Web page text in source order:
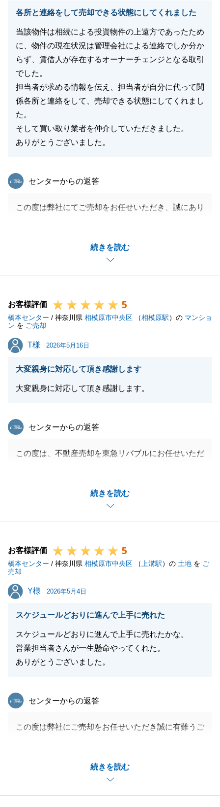
閉じる
各所と連絡をして売却できる状態にしてくれました
当該物件は相続による投資物件の上遠方であったため
に、物件の現在状況は管理会社による連絡でしか分か
らず、賃借人が存在するオーナーチェンジとなる取引
でした。
担当者が求める情報を伝え、担当者が自分に代って関
係各所と連絡をして、売却できる状態にしてくれまし
た。
そして買い取り業者を仲介していただきました。
ありがとうございました。
続きを読む
東急リバブル
センターからの返答
この度は弊社にてご売却をお任せいただき、誠にあり
たですが、お会いした際はいつも優しく接していただ
きありがとうございました。
今後もS様のお力になれることがございましたら、お
引き続き、宜しくお願い申し上げます。
S様のご健康とご多幸をお祈り申し上げます。
お客様評価 5
橋本センター / 神奈川県 相模原市中央区 （相模原駅）の マンショ
ン を ご売却
T様
T様 2026年5月16日
大変親身に対応して頂き感謝します
大変親身に対応して頂き感謝します。
続きを読む
東急リバブル
センターからの返答
この度は、不動産売却を東急リバブルにお任せいただ
また、ご売却のお手続きもT様のご協力もあり、スム
ーズに進めることができました。
細なことでも構いませんので、お気軽にお申し付け下
さいませ。
お客様評価 5
橋本センター / 神奈川県 相模原市中央区 （ 上溝駅）の 土地 を ご
売却
Y様
Y様 2026年5月4日
スケジュールどおりに進んで上手に売れた
スケジュールどおりに進んで上手に売れたかな。
営業担当者さんが一生懸命やってくれた。
ありがとうございました。
続きを読む
東急リバブル
センターからの返答
この度は弊社にご売却をお任せいただき誠に有難うご
できましたこと深く御礼申し上げます。
いつもご自宅に伺うと温かく迎え入れて頂き、たくさ
んのお話をさせていただいたこと昨日のように感じら